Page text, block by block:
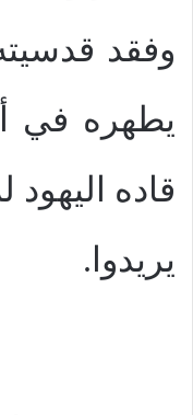
وفقد
يطهره في
قاده اليهود
يريدوا.